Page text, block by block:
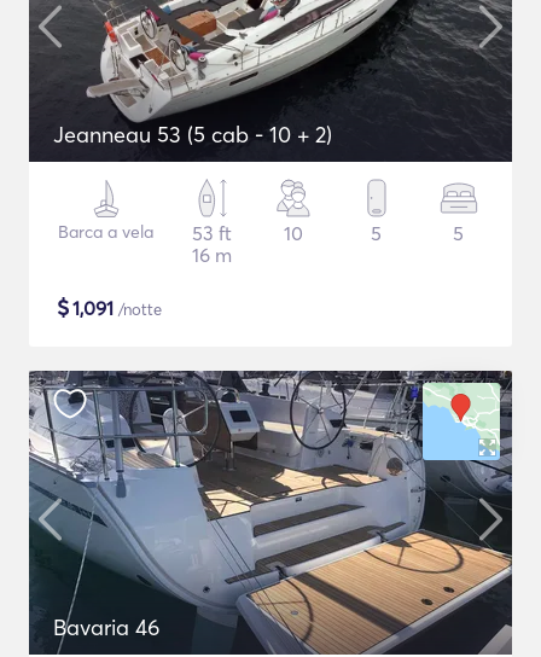
Jeanneau 53 (5 cab - 10 + 2)
Barca a vela
53 ft
16 m
10 5 5
$1,091 /notte
Bavaria 46